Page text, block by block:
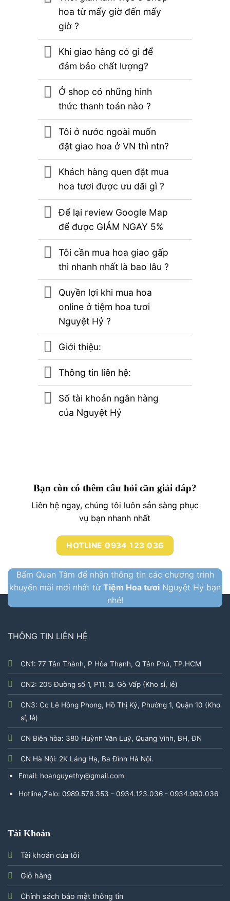
hoa từ mấy giờ đến mấy
giờ ?
Khi giao hàng có gì để
đảm bảo chất lượng?
Ở shop có những hình
thức thanh toán nào ?
Tôi ở nước ngoài muốn
đặt giao hoa ở VN thì ntn?
Khách hàng quen đặt mua
hoa tươi được ưu dãi gì ?
Để lại review Google Map
để được GIẢM NGAY 5%
Tôi cần mua hoa giao gấp
thì nhanh nhất là bao lâu ?
Quyền lợi khi mua hoa
online ở tiệm hoa tươi
Nguyệt Hỷ ?
Giới thiệu:
Thông tin liên hệ:
Số tài khoản ngân hàng
của Nguyệt Hỷ
Bạn còn có thêm câu hỏi cần giải đáp?
Liên hệ ngay, chúng tôi luôn sẳn sàng phục
vụ bạn nhanh nhất
HOTLINE 0934 123 036
Bấm Quan Tâm để nhận thông tin các chương trình
khuyến mãi mới nhất từ Tiệm Hoa tươi Nguyệt Hỷ bạn
nhé!
THÔNG TIN LIÊN HỆ
CN1: 77 Tân Thành, P Hòa Thạnh, Q Tân Phú, TP.HCM
CN2: 205 Đường số 1, P11, Q. Gò Vấp (Kho sỉ, lẻ)
CN3: Cc Lê Hồng Phong, Hồ Thị Kỷ, Phường 1, Quận 10 (Kho
sỉ, lẻ)
CN Biên hòa: 380 Huỳnh Văn Luỹ, Quang Vinh, BH, ĐN
CN Hà Nội: 2K Láng Hạ, Ba Đình Hà Nội.
Email: hoanguyethy@gmail.com
Hotline,Zalo: 0989.578.353 - 0934.123.036 - 0934.960.036
Tài Khoản
Tài khoản của tôi
Giỏ hàng
Chính sách bảo mật thông tin